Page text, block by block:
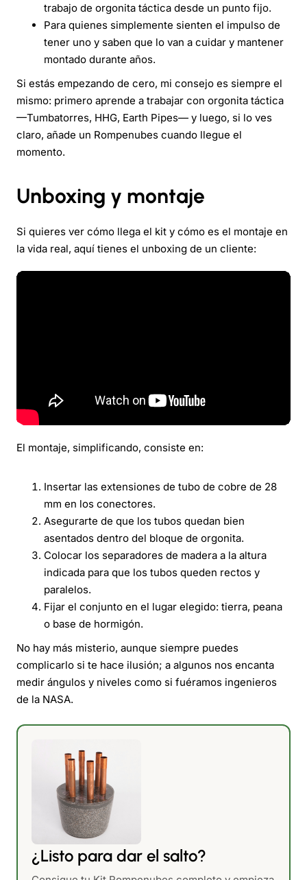
trabajo de orgonita táctica desde un punto fijo.
Para quienes simplemente sienten el impulso de
tener uno y saben que lo van a cuidar y mantener
montado durante años.
Si estás empezando de cero, mi consejo es siempre el
mismo: primero aprende a trabajar con orgonita táctica
—Tumbatorres, HHG, Earth Pipes— y luego, si lo ves
claro, añade un Rompenubes cuando llegue el
momento.
Unboxing y montaje
Si quieres ver cómo llega el kit y cómo es el montaje en
la vida real, aquí tienes el unboxing de un cliente:
El montaje, simplificando, consiste en:
Insertar las extensiones de tubo de cobre de 28
mm en los conectores.
Asegurarte de que los tubos quedan bien
asentados dentro del bloque de orgonita.
Colocar los separadores de madera a la altura
indicada para que los tubos queden rectos y
paralelos.
Fijar el conjunto en el lugar elegido: tierra, peana
o base de hormigón.
No hay más misterio, aunque siempre puedes
complicarlo si te hace ilusión; a algunos nos encanta
medir ángulos y niveles como si fuéramos ingenieros
de la NASA.
¿Listo para dar el salto?